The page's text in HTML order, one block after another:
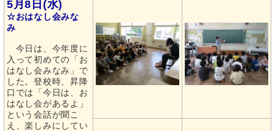
5月8日(水)
☆おはなし会みな
み
今日は、今年度に
入って初めての「お
はなし会みなみ」で
した。登校時、昇降
口では「今日は、お
はなし会があるよ」
という会話が聞こ
え、楽しみにしてい